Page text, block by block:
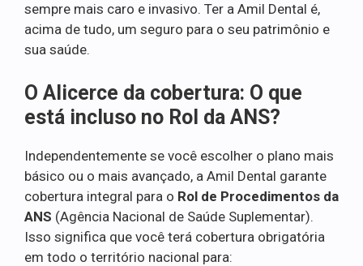
sempre mais caro e invasivo. Ter a Amil Dental é,
acima de tudo, um seguro para o seu patrimônio e
sua saúde.
O Alicerce da cobertura: O que
está incluso no Rol da ANS?
Independentemente se você escolher o plano mais
básico ou o mais avançado, a Amil Dental garante
cobertura integral para o Rol de Procedimentos da
ANS (Agência Nacional de Saúde Suplementar).
Isso significa que você terá cobertura obrigatória
em todo o território nacional para: